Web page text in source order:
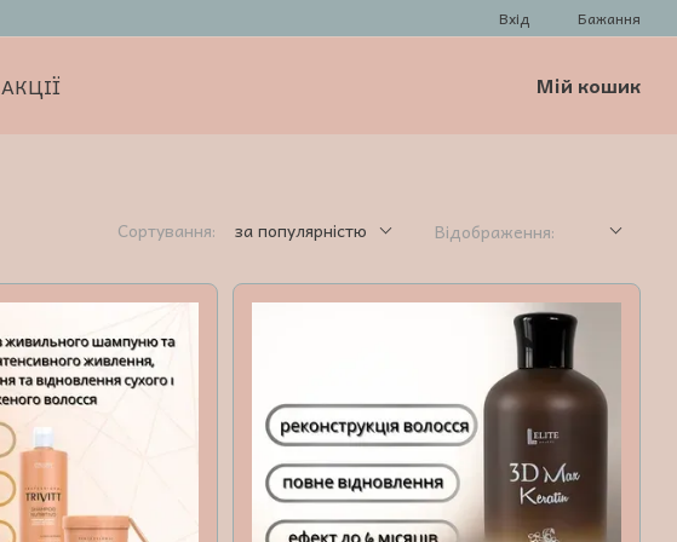
Вхід Бажання
АКЦІЇ Мій кошик
Сортування: за популярністю Відображення: